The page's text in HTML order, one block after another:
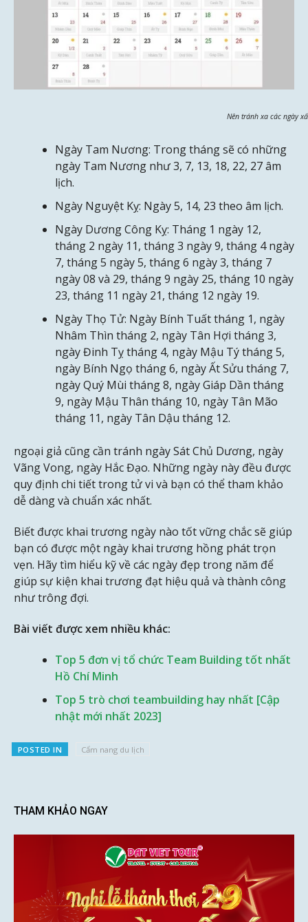
Nên tránh xa các ngày
Ngày Tam Nương: Trong tháng sẽ có những
ngày Tam Nương như 3, 7, 13, 18, 22, 27 âm
lịch.
Ngày Nguyệt Kỵ: Ngày 5, 14, 23 theo âm lịch.
Ngày Dương Công Kỵ: Tháng 1 ngày 12,
tháng 2 ngày 11, tháng 3 ngày 9, tháng 4 ngày
7, tháng 5 ngày 5, tháng 6 ngày 3, tháng 7
ngày 08 và 29, tháng 9 ngày 25, tháng 10 ngày
23, tháng 11 ngày 21, tháng 12 ngày 19.
Ngày Thọ Tử: Ngày Bính Tuất tháng 1, ngày
Nhâm Thìn tháng 2, ngày Tân Hợi tháng 3,
ngày Đinh Tỵ tháng 4, ngày Mậu Tý tháng 5,
ngày Bính Ngọ tháng 6, ngày Ất Sửu tháng 7,
ngày Quý Mùi tháng 8, ngày Giáp Dần tháng
9, ngày Mậu Thân tháng 10, ngày Tân Mão
tháng 11, ngày Tân Dậu tháng 12.
ngoại giả cũng cần tránh ngày Sát Chủ Dương, ngày
Vãng Vong, ngày Hắc Đạo. Những ngày này đều được
quy định chi tiết trong tử vi và bạn có thể tham khảo
dễ dàng và chuẩn xác nhất.
Biết được khai trương ngày nào tốt vững chắc sẽ giúp
bạn có được một ngày khai trương hồng phát trọn
vẹn. Hãy tìm hiểu kỹ về các ngày đẹp trong năm để
giúp sự kiện khai trương đạt hiệu quả và thành công
như trông đợi.
Bài viết được xem nhiều khác:
Top 5 đơn vị tổ chức Team Building tốt nhất
Hồ Chí Minh
Top 5 trò chơi teambuilding hay nhất [Cập
nhật mới nhất 2023]
POSTED IN Cẩm nang du lịch
THAM KHẢO NGAY